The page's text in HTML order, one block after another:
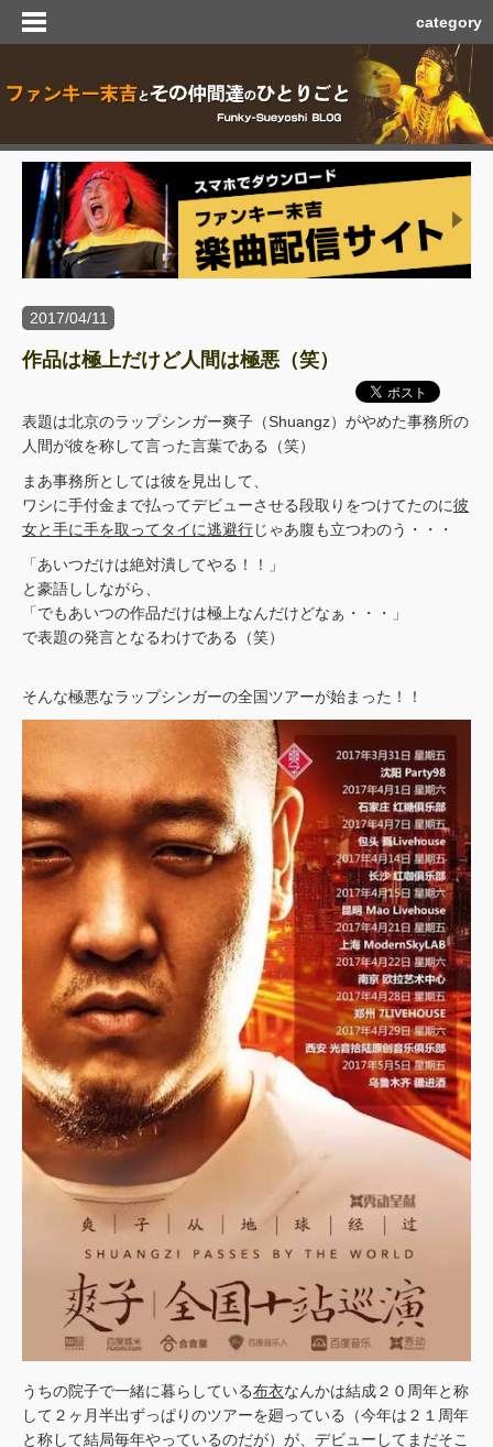
category
2017/04/11
作品は極上だけど人間は極悪（笑）
表題は北京のラップシンガー爽子（Shuangz）がやめた事務所の
人間が彼を称して言った言葉である（笑）
まあ事務所としては彼を見出して、
ワシに手付金まで払ってデビューさせる段取りをつけてたのに彼
女と手に手を取ってタイに逃避行じゃあ腹も立つわのう・・・
「あいつだけは絶対潰してやる！！」
と豪語ししながら、
「でもあいつの作品だけは極上なんだけどなぁ・・・」
で表題の発言となるわけである（笑）
そんな極悪なラップシンガーの全国ツアーが始まった！！
うちの院子で一緒に暮らしている布衣なんかは結成２０周年と称
して２ヶ月半出ずっぱりのツアーを廻っている（今年は２１周年
と称して結局毎年やっているのだが）が、デビューしてまだそこ